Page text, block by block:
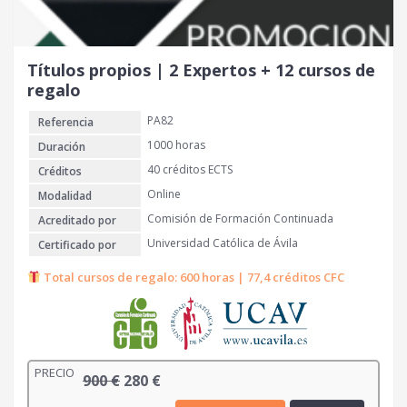
a
e
r
e
s
:
2
8
€
Títulos propios | 2 Expertos + 12 cursos de
regalo
Referencia
PA82
Duración
1000 horas
Créditos
40 créditos ECTS
Modalidad
Online
Acreditado por
Comisión de Formación Continuada
Certificado por
Universidad Católica de Ávila
Total cursos de regalo: 600 horas | 77,4 créditos CFC
PRECIO 900€ E
280 €E